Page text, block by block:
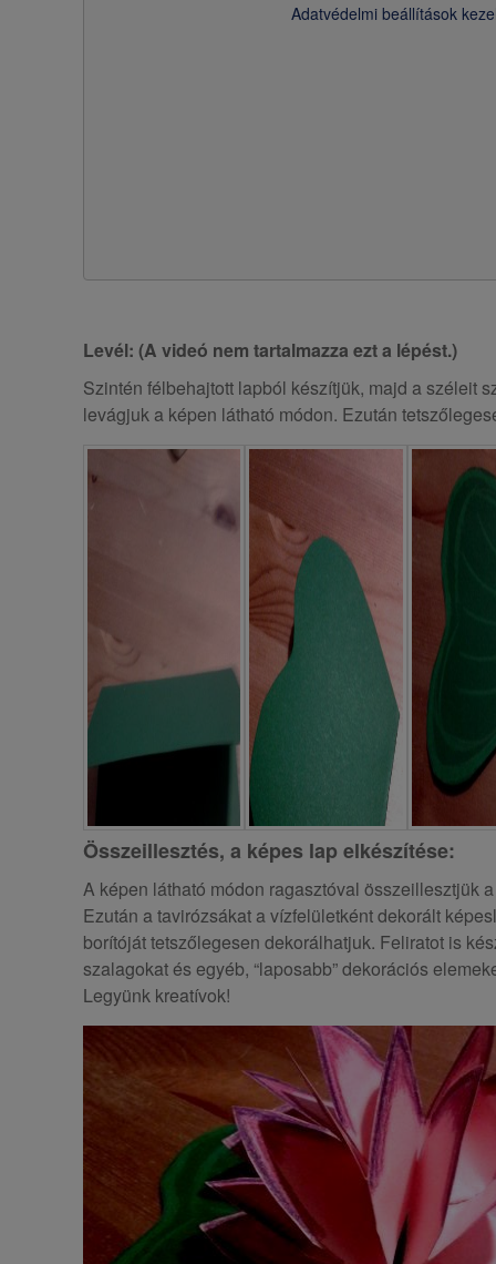
Adatvédelmi beállítások
Levél: (A videó nem tartalmazza ezt a lépést.)
Szintén félbehajtott lapból készítjük, majd a széleit
levágjuk a képen látható módon. Ezután
Összeillesztés, a képes lap elkészítése:
A képen látható módon ragasztóval összeillesztjük
Ezután a tavirózsákat a vízfelületként dekorált
borítóját tetszőlegesen dekorálhatjuk. Feliratot is
szalagokat és egyéb, “laposabb” dekorációs
Legyünk kreatívok!